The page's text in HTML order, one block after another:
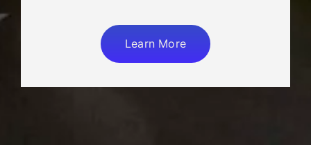
Learn More